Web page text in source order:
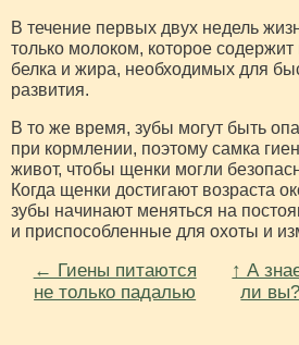
В течение первых двух недель
только молоком, которое
белка и жира, необходимых для
развития.
В то же время, зубы могут быть
при кормлении, поэтому самка
живот, чтобы щенки могли
Когда щенки достигают возраста
зубы начинают меняться на
и приспособленные для охоты и
← Гиены питаются
не только падалью
↑ А
ли